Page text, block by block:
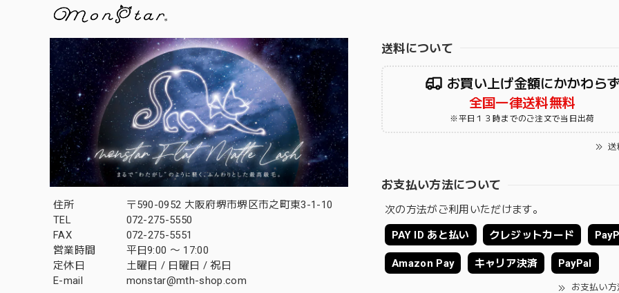
住所
〒590-0952 大阪府堺市堺区市之町東3-1-10
TEL
072-275-5550
FAX
072-275-5551
営業時間
平日9:00 〜 17:00
定休日
土曜日 / 日曜日 / 祝日
E-mail
monstar@mth-shop.com
送料について
お買い上げ金額にかかわら
全国一律送料無料
※平日１３時までのご注文で当日出荷
送
お支払い方法について
次の方法がご利用いただけます。
PAY ID あと払い クレジットカード
Amazon Pay キャリア決済 PayPal
お支払い